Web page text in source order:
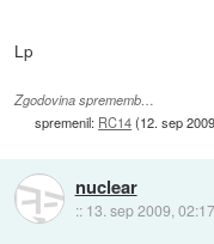
Lp
Zgodovina sprememb…
spremenil: RC14(12. sep
nuclear
:: 13. sep 2009, 02:17